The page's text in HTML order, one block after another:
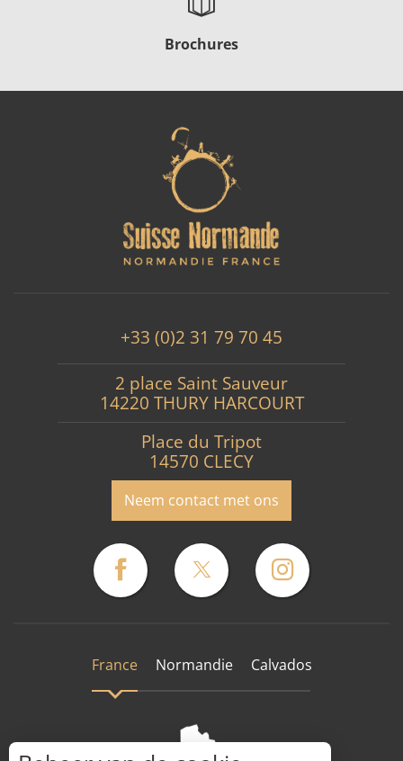
Brochures
+33 (0)2 31 79 70 45
2 place Saint Sauveur
14220 THURY HARCOURT
Place du Tripot
14570 CLECY
Neem contact met ons
France Normandie Calvados